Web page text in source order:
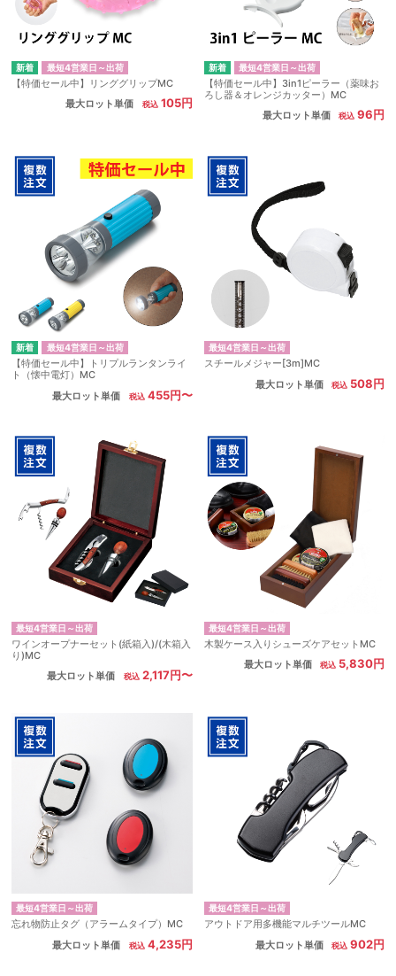
最短4営業日～出荷
【特価セール中】リンググリップMC
最大ロット単価
105円
最短4営業日～出荷
【特価セール中】3in1ピーラー（薬味お
ろし器＆オレンジカッター）MC
最大ロット単価
96円
最短4営業日～出荷
【特価セール中】トリプルランタンライ
ト（懐中電灯）MC
最大ロット単価
455円〜
最短4営業日～出荷
スチールメジャー[3m]MC
最大ロット単価
508円
最短4営業日～出荷
ワインオープナーセット(紙箱入)/(木箱入
り)MC
最大ロット単価
2,117円〜
最短4営業日～出荷
木製ケース入りシューズケアセットMC
最大ロット単価
5,830円
最短4営業日～出荷
忘れ物防止タグ（アラームタイプ）MC
最大ロット単価
4,235円
最短4営業日～出荷
アウトドア用多機能マルチツールMC
最大ロット単価
902円